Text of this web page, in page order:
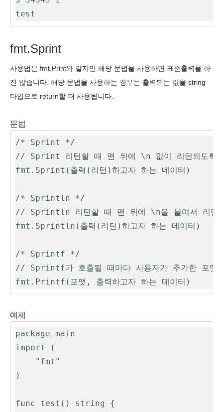
test
fmt.Sprint
사용법은 fmt.Print와 같지만 해당 문법을 사용하면 표준출력을 하
진 않습니다. 해당 문법을 사용하는 경우는 출력되는 값을 string
타입으로 return할 때 사용됩니다.
문법
/* Sprint */
// Sprint 리턴할 때 맨 뒤에 \n 없이 리턴되도록
fmt.Sprint(출력(리턴)하고자 하는 데이터)
/* Sprintln */
// Sprintln 리턴할 때 맨 뒤에 \n을 붙여서 리턴
fmt.Sprintln(출력(리턴)하고자 하는 데이터)
/* Sprintf */
// Sprintf가 호출될 때마다 사용자가 추가한 포맷
fmt.Printf(포맷, 출력하고자 하는 데이터)
예제
package main
import (
)
func test() string {